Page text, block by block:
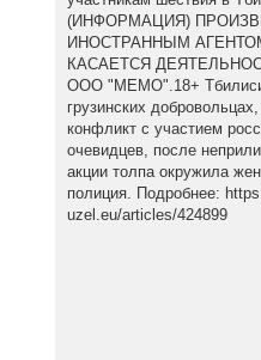
(ИНФОРМАЦИЯ)
ИНОСТРАННЫМ
КАСАЕТСЯ
ООО "МЕМО".18+ Тбилиси
грузинских
конфликт с участием
очевидцев, после
акции толпа окружила
полиция. Подробнее:
uzel.eu/articles/424899